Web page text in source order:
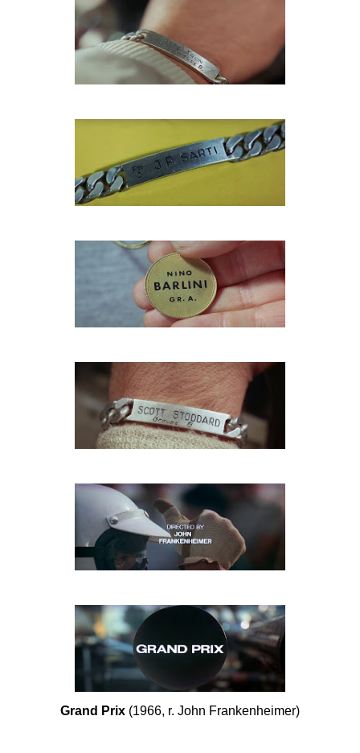
Grand Prix (1966, r. John Frankenheimer)